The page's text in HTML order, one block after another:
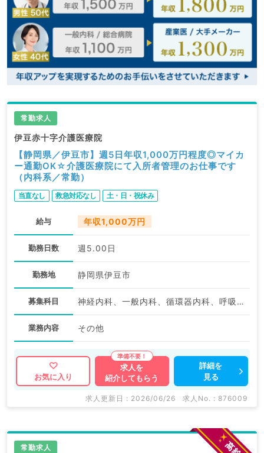
常勤求人
伊豆赤十字介護医療院
【静岡県／伊豆市】週5日年収1,000万円程度◎マイカ
ー通勤OK☆介護医療院にて入所者管理のお仕事です
（内科系／常勤）
当直なし 救急対応なし 土・日・祝休み
給与 年収1,000万円
勤務日数 週5.00日
勤務地 静岡県伊豆市
募集科目 神経内科、一般内科、循環器内科、呼吸器内科、消化器内科、内分泌・代謝内科、腎臓内科、老年内科、血液内科、膠原病科
業務内容 その他
お気に入り
求人を
紹介してもらう
詳細を
見る
求人更新日 : 2026/06/26 求人No. : 876009
常勤求人